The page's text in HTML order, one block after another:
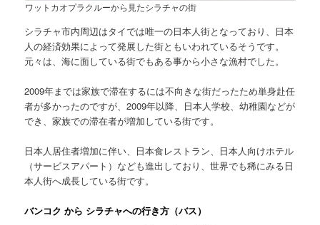
ワットカオプラクルーから見たシラチャの街
シラチャ市内周辺はタイでは唯一の日本人街となっており、日本
人の経済効果によって発展した街ともいわれているそうです。
元々は、海に面している街でもある事から小さな漁村でした。
2009年までは家族で滞在するには不向きな街だったため単身赴任
者が多かったのですが、2009年以降、日本人学校、幼稚園などが
でき、家族での滞在者が増加している街です。
日本人居住者増加に伴い、日本食レストラン、日本人向けホテル
（サービスアパート）なども進出しており、世界でも稀にみる日
本人街へ成長している街です。
バンコク から シラチャへの行き方（バス）